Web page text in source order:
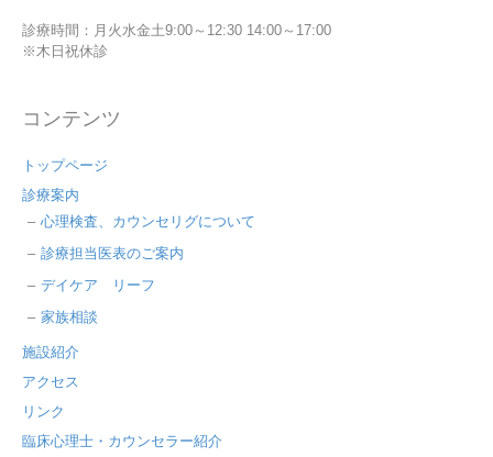
診療時間：月火水金土9:00～12:30 14:00～17:00
※木日祝休診
コンテンツ
トップページ
診療案内
心理検査、カウンセリグについて
診療担当医表のご案内
デイケア リーフ
家族相談
施設紹介
アクセス
リンク
臨床心理士・カウンセラー紹介